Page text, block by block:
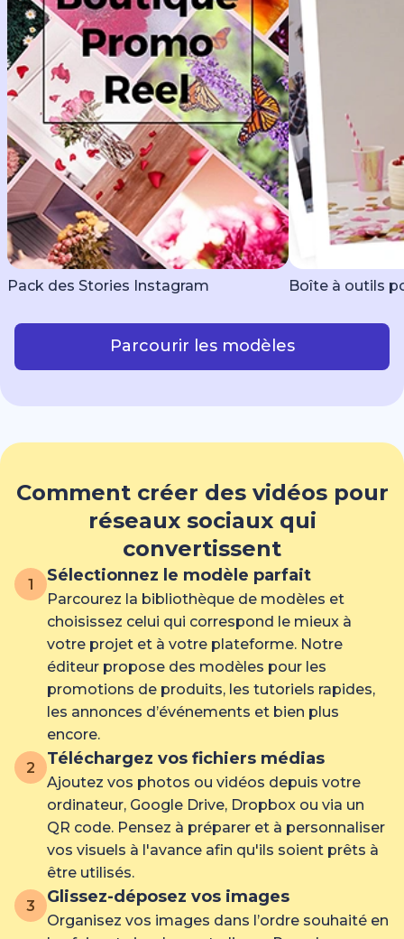
Pack des Stories Instagram Boîte à outils
Parcourir les modèles
Comment créer des vidéos pour
réseaux sociaux qui
convertissent
1 Sélectionnez le modèle parfait
Parcourez la bibliothèque de modèles et
choisissez celui qui correspond le mieux à
votre projet et à votre plateforme. Notre
éditeur propose des modèles pour les
promotions de produits, les tutoriels rapides,
les annonces d’événements et bien plus
encore.
2
Téléchargez vos fichiers médias
Ajoutez vos photos ou vidéos depuis votre
ordinateur, Google Drive, Dropbox ou via un
QR code. Pensez à préparer et à personnaliser
vos visuels à l'avance afin qu'ils soient prêts à
être utilisés.
3
Glissez-déposez vos images
Organisez vos images dans l’ordre souhaité en